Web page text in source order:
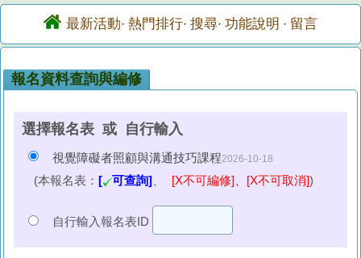
最新活動· 熱門排行· 搜尋· 功能說明 · 留言
報名資料查詢與編修
選擇報名表 或 自行輸入
視覺障礙者照顧與溝通技巧課程2026-10-18
(本報名表： [ 可查詢] [X不可編修]、[X不可取消])
自行輸入報名表ID